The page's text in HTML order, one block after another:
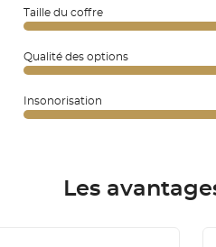
Taille du coffre
Qualité des options
Insonorisation
Les